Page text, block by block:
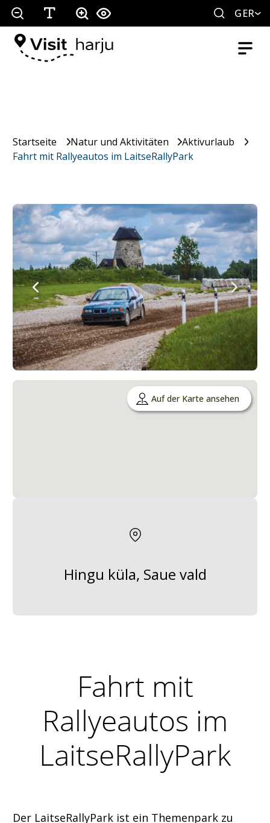
GER
Startseite Natur und Aktivitäten
Aktivurlaub
Fahrt mit Rallyeautos im LaitseRallyPark
Auf der Karte ansehen
Hingu küla, Saue vald
Fahrt mit
Rallyeautos im
LaitseRallyPark
Der LaitseRallyPark ist ein Themenpark zu